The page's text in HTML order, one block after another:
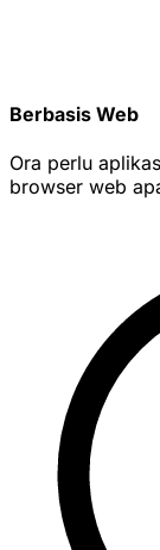
Berbasis Web
Ora perlu
browser web